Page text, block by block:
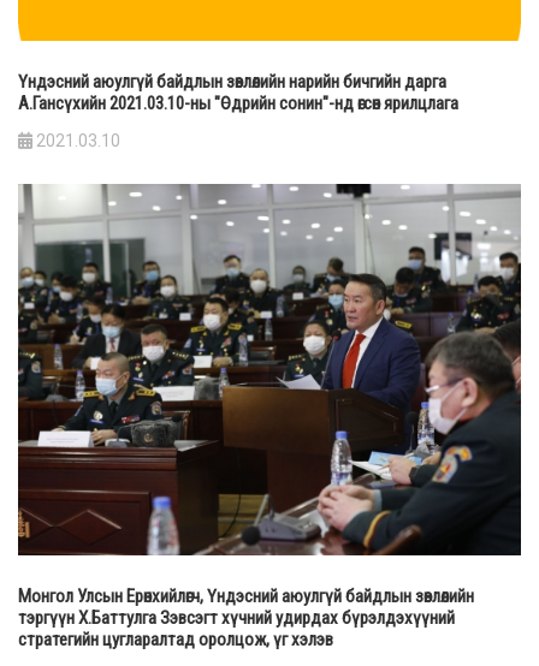
Үндэсний аюулгүй байдлын зөвлөлийн нарийн бичгийн дарга
А.Гансүхийн 2021.03.10-ны "Өдрийн сонин"-нд өгсөн ярилцлага
2021.03.10
Монгол Улсын Ерөнхийлөгч, Үндэсний аюулгүй байдлын зөвлөлийн
тэргүүн Х.Баттулга Зэвсэгт хүчний удирдах бүрэлдэхүүний
стратегийн цугларалтад оролцож, үг хэлэв